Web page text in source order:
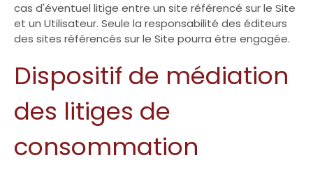
cas d'éventuel litige entre un site référencé sur le Site
et un Utilisateur. Seule la responsabilité des éditeurs
des sites référencés sur le Site pourra être engagée.
Dispositif de médiation
des litiges de
consommation